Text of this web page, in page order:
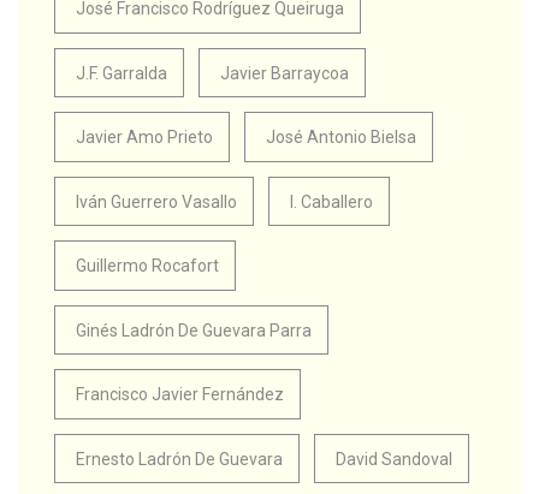
José Francisco Rodríguez Queiruga
J.F. Garralda Javier Barraycoa
Javier Amo Prieto José Antonio Bielsa
Iván Guerrero Vasallo I. Caballero
Guillermo Rocafort
Ginés Ladrón De Guevara Parra
Francisco Javier Fernández
Ernesto Ladrón De Guevara David Sandoval